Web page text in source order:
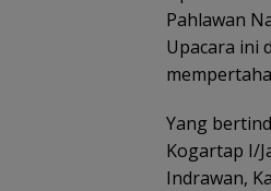
Pahlawan
Upacara ini
Yang
Kogartap I/
Indrawan,